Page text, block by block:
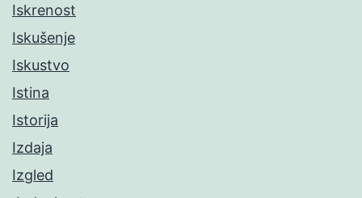
Iskrenost
Iskušenje
Iskustvo
Istina
Istorija
Izdaja
Izgled